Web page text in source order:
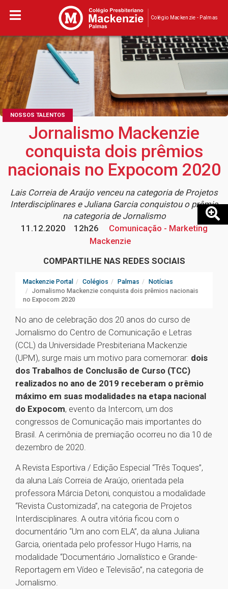
Colégio Mackenzie - Palmas
NOSSOS TALENTOS
Jornalismo Mackenzie
conquista dois prêmios
nacionais no Expocom 2020
Lais Correia de Araújo venceu na categoria de Projetos
Interdisciplinares e Juliana Garcia conquistou o prêmio
na categoria de Jornalismo
11.12.2020
12h26
Comunicação - Marketing
Mackenzie
COMPARTILHE NAS REDES SOCIAIS
Mackenzie Portal Colégios Palmas
Notícias
Jornalismo Mackenzie conquista dois prêmios nacionais
no Expocom 2020
No ano de celebração dos 20 anos do curso de
Jornalismo do Centro de Comunicação e Letras
(CCL) da Universidade Presbiteriana Mackenzie
(UPM), surge mais um motivo para comemorar: dois
dos Trabalhos de Conclusão de Curso (TCC)
realizados no ano de 2019 receberam o prêmio
máximo em suas modalidades na etapa nacional
do Expocom, evento da Intercom, um dos
congressos de Comunicação mais importantes do
Brasil. A cerimônia de premiação ocorreu no dia 10 de
dezembro de 2020.
A Revista Esportiva / Edição Especial “Três Toques”,
da aluna Laís Correia de Araújo, orientada pela
professora Márcia Detoni, conquistou a modalidade
“Revista Customizada”, na categoria de Projetos
Interdisciplinares. A outra vitória ficou com o
documentário “Um ano com ELA”, da aluna Juliana
Garcia, orientada pelo professor Hugo Harris, na
modalidade “Documentário Jornalístico e Grande-
Reportagem em Vídeo e Televisão”, na categoria de
Jornalismo.